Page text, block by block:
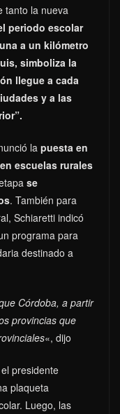
tanto la nueva
periodo escolar
a un kilómetro
simboliza la
llegue a cada
y a las
la puesta en
escuelas rurales
se
. También para
Schiaretti indicó
programa para
destinado a
Córdoba, a partir
provincias que
«, dijo
presidente
plaqueta
Luego, las